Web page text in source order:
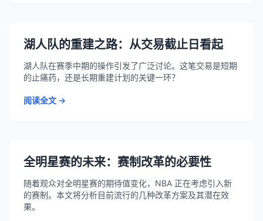
湖人队的重建之路：从交易截止日看起
湖人队在赛季中期的操作引发了广泛讨论。这笔交易是短期
的止痛药，还是长期重建计划的关键一环？
阅读全文 →
全明星赛的未来：赛制改革的必要性
随着观众对全明星赛的期待值变化，NBA 正在考虑引入新
的赛制。本文将分析目前流行的几种改革方案及其潜在效
果。